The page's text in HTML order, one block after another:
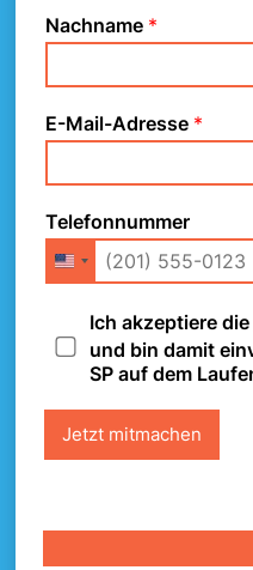
jetzt
Nachname *
E-Mail-Adresse *
Telefonnummer
n
c
t
Ich akzeptiere die
und bin damit
SP auf dem
Jetzt mitmachen